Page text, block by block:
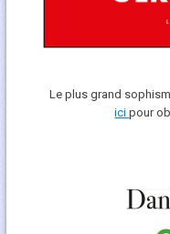
Le plus grand
icipour